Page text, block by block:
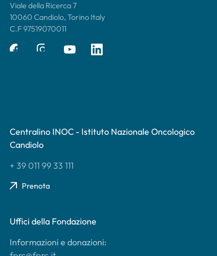
Viale della Ricerca 7
10060 Candiolo, Torino Italy
C.F 97519070011
Centralino INOC - Istituto Nazionale Oncologico
Candiolo
+ 39 011 99 33 111
Prenota
Uffici della Fondazione
Informazioni e donazioni: